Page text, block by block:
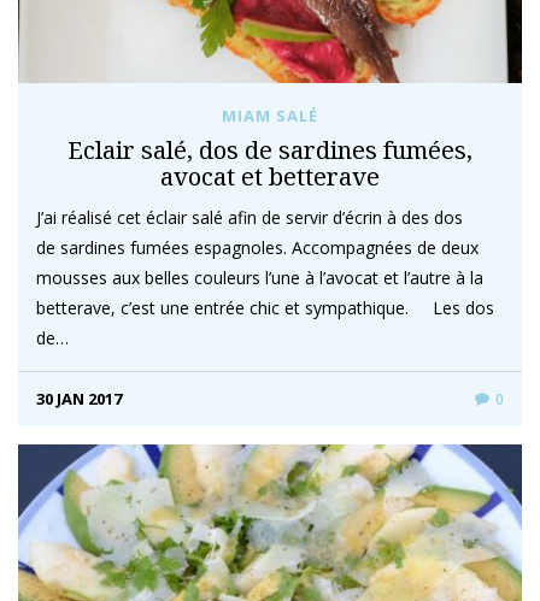
MIAM SALÉ
Eclair salé, dos de sardines fumées,
avocat et betterave
J’ai réalisé cet éclair salé afin de servir d’écrin à des dos
de sardines fumées espagnoles. Accompagnées de deux
mousses aux belles couleurs l’une à l’avocat et l’autre à la
betterave, c’est une entrée chic et sympathique. Les dos
de…
30 JAN 2017 0